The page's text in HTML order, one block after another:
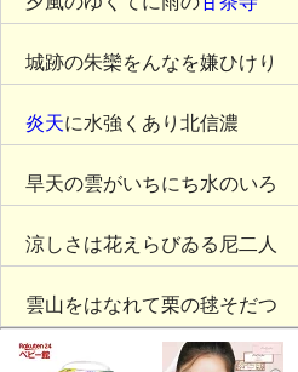
城跡の朱欒をんなを嫌ひけり
炎天に水強くあり北信濃
旱天の雲がいちにち水のいろ
涼しさは花えらびゐる尼二人
雲山をはなれて栗の毬そだつ